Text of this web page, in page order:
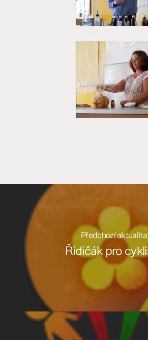
Předchozí aktualita
Řidičák pro